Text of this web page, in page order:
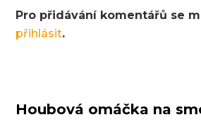
Pro přidávání komentářů se
přihlásit.
Houbová omáčka na